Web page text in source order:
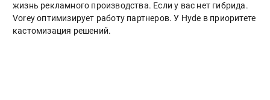
жизнь рекламного производства. Если у вас нет гибрида.
Vorey оптимизирует работу партнеров. У Hyde в приоритете
кастомизация решений.